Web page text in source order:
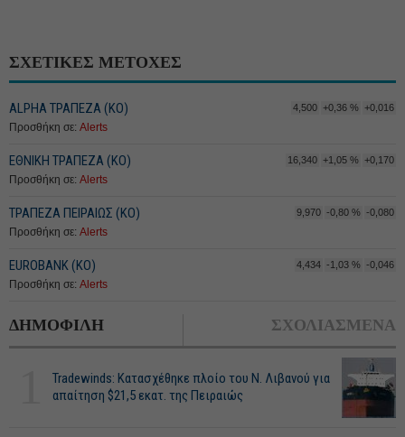
ΣΧΕΤΙΚΕΣ ΜΕΤΟΧΕΣ
ALPHA ΤΡΑΠΕΖΑ (ΚΟ) 4,500 +0,36 % +0,016
Προσθήκη σε: Alerts
ΕΘΝΙΚΗ ΤΡΑΠΕΖΑ (KO) 16,340 +1,05 % +0,170
Προσθήκη σε: Alerts
ΤΡΑΠΕΖΑ ΠΕΙΡΑΙΩΣ (ΚΟ) 9,970 -0,80 % -0,080
Προσθήκη σε: Alerts
EUROBANK (ΚΟ) 4,434 -1,03 % -0,046
Προσθήκη σε: Alerts
ΔΗΜΟΦΙΛΗ ΣΧΟΛΙΑΣΜΕΝΑ
Tradewinds: Κατασχέθηκε πλοίο του Ν. Λιβανού για
απαίτηση $21,5 εκατ. της Πειραιώς